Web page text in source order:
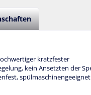
kratzfester
kein Ansetzten der
spülmaschinengeeignet